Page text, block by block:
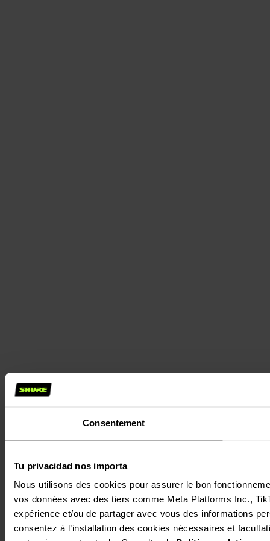
Consentement
Tu privacidad nos importa
Nous utilisons des cookies pour assurer le bon
vos données avec des tiers comme Meta Platforms Inc.,
expérience et/ou de partager avec vous des informations
consentez à l’installation des cookies nécessaires et